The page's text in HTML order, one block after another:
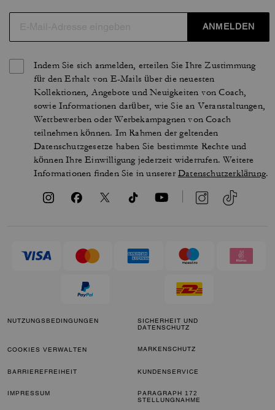
ANMELDEN
Indem Sie sich anmelden, erteilen Sie Ihre Zustimmung
für den Erhalt von E-Mails über die neuesten
Kollektionen, Angebote und Neuigkeiten von Coach,
sowie Informationen darüber, wie Sie an Veranstaltungen,
Wettbewerben oder Werbekampagnen von Coach
teilnehmen können. Im Rahmen der geltenden
Datenschutzgesetze haben Sie bestimmte Rechte und
können Ihre Einwilligung jederzeit widerrufen. Weitere
Informationen finden Sie in unsererDatenschutzerklärung.
NUTZUNGSBEDINGUNGEN
SICHERHEIT UND
DATENSCHUTZ
COOKIES VERWALTEN MARKENSCHUTZ
BARRIEREFREIHEIT KUNDENSERVICE
IMPRESSUM
PARAGRAPH 172
STELLUNGNAHME